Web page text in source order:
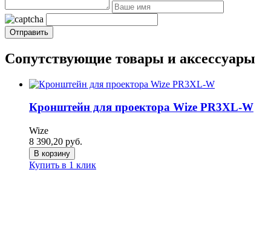
Сопутствующие товары и аксессуары
Кронштейн для проектора Wize PR3XL-W
Wize
8 390,20 руб.
В корзину
Купить в 1 клик